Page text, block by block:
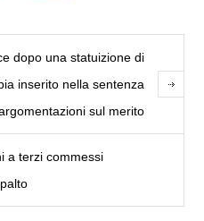
dopo una statuizione di
inserito nella sentenza
sul merito
a terzi commessi